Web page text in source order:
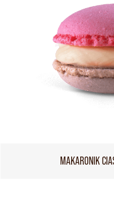
MAKARONIK